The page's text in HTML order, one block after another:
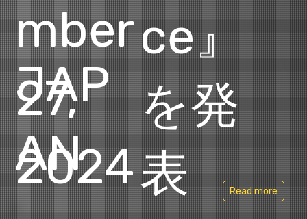
JAP
AN
ce』
を発
表
mber
27,
2024
Read more